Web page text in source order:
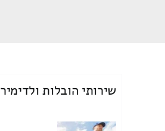
שירותי הובלות ולדימיר